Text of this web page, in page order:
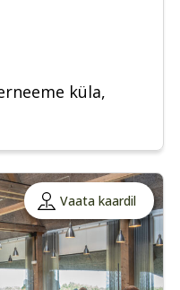
küla,
Vaata kaardil